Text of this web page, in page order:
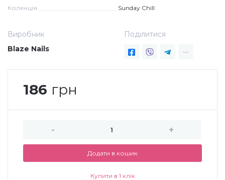
Колекція Sunday Chill
Виробник
Blaze Nails
Поділитися
186 грн
- +
Додати в кошик
Купити в 1 клік